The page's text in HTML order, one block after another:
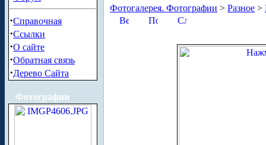
·Справочная
·Ссылки
·О сайте
·Обратная связь
·Дерево Сайта
Фотографии
Фотогалерея. Фотографии > Разное >